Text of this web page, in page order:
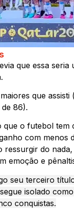
que essa seria
que assisti
86).
o futebol tem
com menos
do nada,
emoção e
seu terceiro
isolado
conquistas.